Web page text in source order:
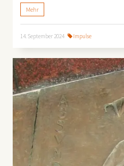
Mehr
14. September 2024 Impulse